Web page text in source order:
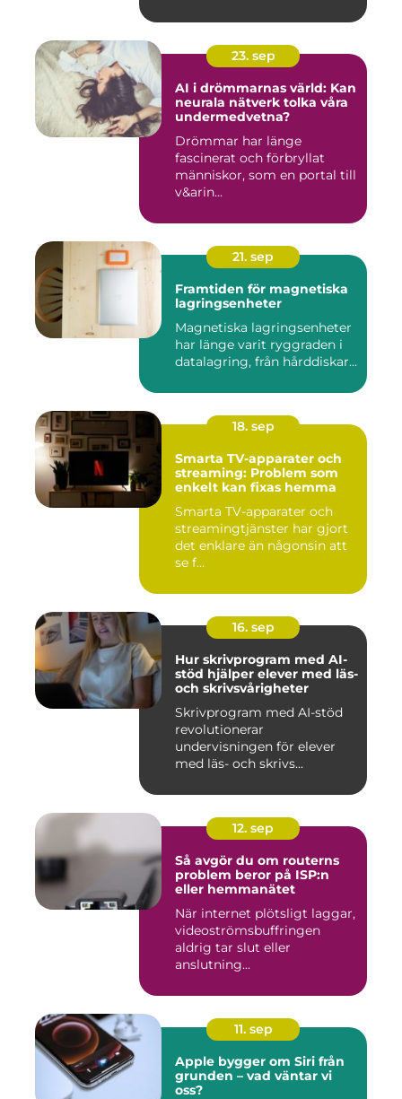
23. sep
AI i drömmarnas värld: Kan
neurala nätverk tolka våra
undermedvetna?
Drömmar har länge
fascinerat och förbryllat
människor, som en portal till
v&arin...
21. sep
Framtiden för magnetiska
lagringsenheter
Magnetiska lagringsenheter
har länge varit ryggraden i
datalagring, från hårddiskar...
18. sep
Smarta TV-apparater och
streaming: Problem som
enkelt kan fixas hemma
Smarta TV-apparater och
streamingtjänster har gjort
det enklare än någonsin att
se f...
16. sep
Hur skrivprogram med AI-
stöd hjälper elever med läs-
och skrivsvårigheter
Skrivprogram med AI-stöd
revolutionerar
undervisningen för elever
med läs- och skrivs...
12. sep
Så avgör du om routerns
problem beror på ISP:n
eller hemmanätet
När internet plötsligt laggar,
videoströmsbuffringen
aldrig tar slut eller
anslutning...
11. sep
Apple bygger om Siri från
grunden – vad väntar vi
oss?